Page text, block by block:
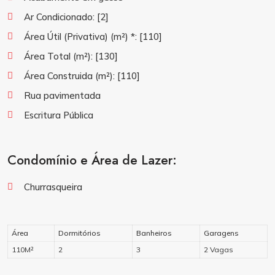
Ar Condicionado: [2]
Área Útil (Privativa) (m²) *: [110]
Área Total (m²): [130]
Área Construida (m²): [110]
Rua pavimentada
Escritura Pública
Condomínio e Área de Lazer:
Churrasqueira
Área Dormitórios Banheiros
Garagens
110M²
2 3 2 Vagas